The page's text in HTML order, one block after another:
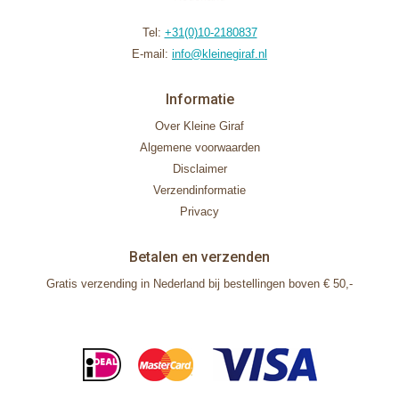
Tel: +31(0)10-2180837
E-mail: info@kleinegiraf.nl
Informatie
Over Kleine Giraf
Algemene voorwaarden
Disclaimer
Verzendinformatie
Privacy
Betalen en verzenden
Gratis verzending in Nederland bij bestellingen boven € 50,-